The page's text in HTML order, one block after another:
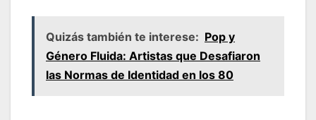
Quizás también te interese: Pop y
Género Fluida: Artistas que Desafiaron
las Normas de Identidad en los 80